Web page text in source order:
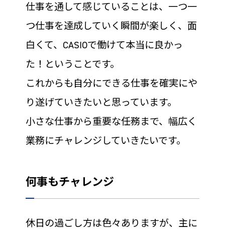
仕事を通して感じていることは、一つ一
つ仕事を達成していく瞬間が楽しく、面
白くて、CASIOで働けて本当に良かっ
た！ということです。
これからも自分にできる仕事を確実にや
り遂げていきたいと思っています。
小さな仕事から重要な任務まで、幅広く
業務にチャレンジしていきたいです。
何事もチャレンジ
休日の過ごし方は色々ありますが、主に